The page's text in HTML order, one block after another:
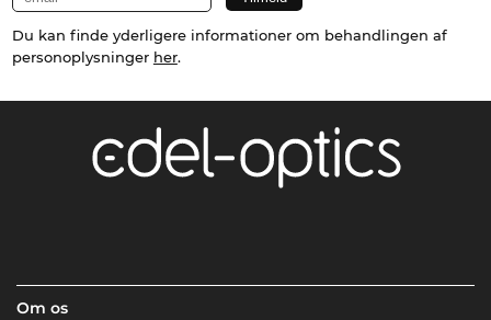
Du kan finde yderligere informationer om behandlingen af
personoplysninger her.
Om os